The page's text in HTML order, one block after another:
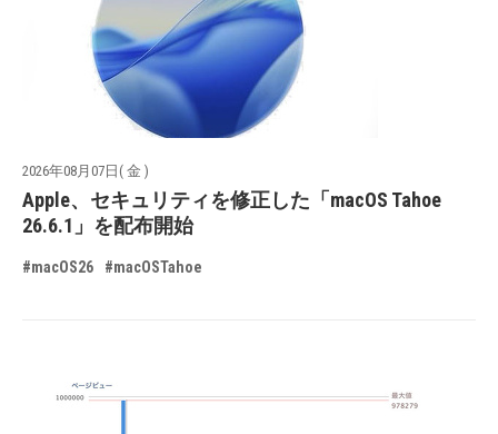
2026年08月07日( 金 )
Apple、セキュリティを修正した「macOS Tahoe
26.6.1」を配布開始
#macOS26 #macOSTahoe